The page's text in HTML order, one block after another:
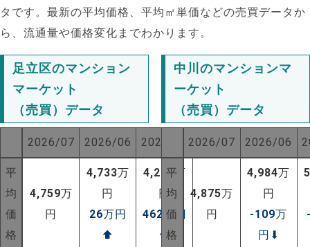
タです。最新の平均価格、平均㎡単価などの売買データか
ら、流通量や価格変化までわかります。
足立区のマンション
マーケット
（売買）データ
2026/07 2026/06 2025/07
平
均
価
格
4,759万
円
4,733万
円
26万円
⬆
4,297万
円
462 万円
⬆
中川のマンションマ
ーケット
（売買）データ
2026/07 2026/06
平
均
価
格
4,875万
円
4,984万
円
-109万
円 ⬇